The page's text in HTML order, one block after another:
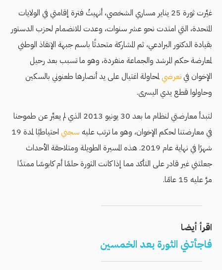
غيَّرت ثورة 25 يناير مساري الشخصي، أنهيتُ فترة إقامتي في الولايات
المتحدة، التي امتدت نحو عشر سنوات، وعدت للانضمام لحزب الدستور
بقيادة الدكتور البرادعي، ثم المشاركة متحدثًا باسم جبهة الإنقاذ الوطني
لمعارضة حكم المرشد والجماعة منفردة، وهو ما تسبب بعد رحيل
الإخوان فيتعرضيلمحاولة اغتيال على يد أنصارها طعنوني بالسكين
وحاولوا قطع يدي اليسرى.
لتبدأ معارضتي لنظام ما بعد 30 يونيو 2013 الذي لم يعبِّر عن طموحنا
في معارضتنا لحكم الإخوان، وهو ما ترتب عليه سجني
احتياطيًا لمدة 19
شهرًا في نهاية عام 2019. هذه المسيرة الطويلة ومتلاحقة الأحداث
جعلتني غير قادر على التأكد مما إذا كانت الثورة حلمًا أم كابوسًا ممتدًا
مرَّ عليه 15 عامًا.
اقرأ أيضا
فاجأتني الثورة بعد الخمسين